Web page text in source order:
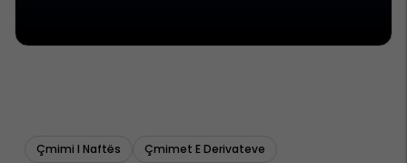
Çmimi I Naftës Çmimet E Derivateve